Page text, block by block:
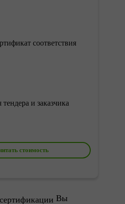
соответствия
тендера и заказчика
стоимость
Вы